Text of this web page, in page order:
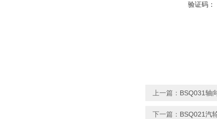
验证码：
上一篇： BSQ031轴
下一篇： BSQ021汽